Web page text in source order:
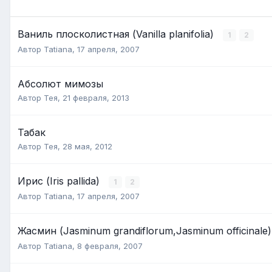
Ваниль плосколистная (Vanilla planifolia) 1 2
Автор Tatiana, 17 апреля, 2007
Абсолют мимозы
Автор Тея, 21 февраля, 2013
Табак
Автор Тея, 28 мая, 2012
Ирис (Iris pallida) 1 2
Автор Tatiana, 17 апреля, 2007
Жасмин (Jasminum grandiflorum,Jasminum officinale)
Автор Tatiana, 8 февраля, 2007